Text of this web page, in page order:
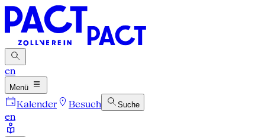
en
Menü
Kalender Besuch Suche
en